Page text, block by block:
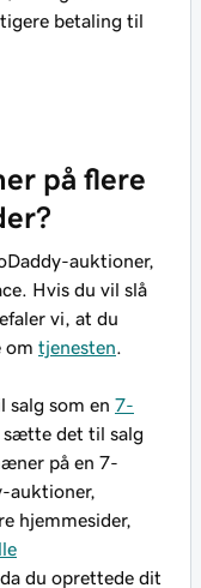
betaling til
på flere
auktioner,
Hvis du vil slå
vi, at du
om tjenesten
som en 7-
sætte det til salg
på en 7-
auktioner,
hjemmesider,
du oprettede dit